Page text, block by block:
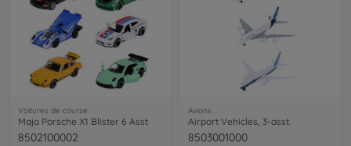
Voitures de course
Majo Porsche X1 Blister 6 Asst
8502100002
Avions
Airport Vehicles, 3-asst.
8503001000